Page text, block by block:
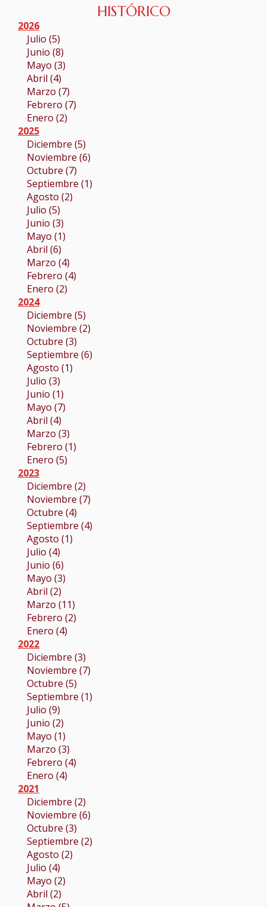
HISTÓRICO
2026
Julio (5)
Junio (8)
Mayo (3)
Abril (4)
Marzo (7)
Febrero (7)
Enero (2)
2025
Diciembre (5)
Noviembre (6)
Octubre (7)
Septiembre (1)
Agosto (2)
Julio (5)
Junio (3)
Mayo (1)
Abril (6)
Marzo (4)
Febrero (4)
Enero (2)
2024
Diciembre (5)
Noviembre (2)
Octubre (3)
Septiembre (6)
Agosto (1)
Julio (3)
Junio (1)
Mayo (7)
Abril (4)
Marzo (3)
Febrero (1)
Enero (5)
2023
Diciembre (2)
Noviembre (7)
Octubre (4)
Septiembre (4)
Agosto (1)
Julio (4)
Junio (6)
Mayo (3)
Abril (2)
Marzo (11)
Febrero (2)
Enero (4)
2022
Diciembre (3)
Noviembre (7)
Octubre (5)
Septiembre (1)
Julio (9)
Junio (2)
Mayo (1)
Marzo (3)
Febrero (4)
Enero (4)
2021
Diciembre (2)
Noviembre (6)
Octubre (3)
Septiembre (2)
Agosto (2)
Julio (4)
Mayo (2)
Abril (2)